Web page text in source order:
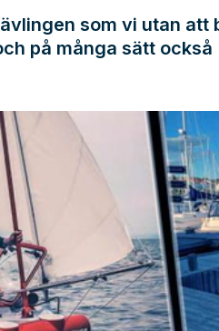
som vi utan att
på många sätt också